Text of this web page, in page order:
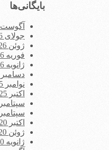
بایگانی‌ها
آگوست 2026
جولای 2026
ژوئن 2026
فوریه 2026
ژانویه 2026
دسامبر 2025
نوامبر 2025
اکتبر 2025
سپتامبر 2025
سپتامبر 2023
اکتبر 2020
ژوئن 2020
ژانویه 2020